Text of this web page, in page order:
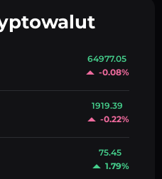
64977.05
-0.08%
1919.39
-0.22%
75.45
1.79%